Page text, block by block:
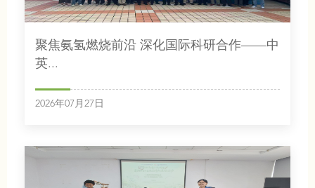
聚焦氨氢燃烧前沿 深化国际科研合作——中
英...
2026年07月27日